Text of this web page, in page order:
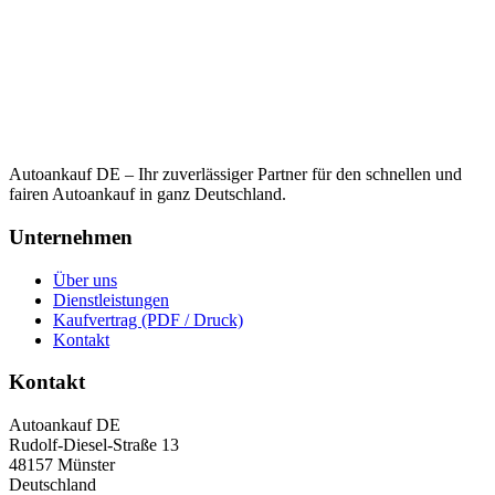
Autoankauf DE – Ihr zuverlässiger Partner für den schnellen und
fairen Autoankauf in ganz Deutschland.
Unternehmen
Über uns
Dienstleistungen
Kaufvertrag (PDF / Druck)
Kontakt
Kontakt
Autoankauf DE
Rudolf-Diesel-Straße 13
48157 Münster
Deutschland